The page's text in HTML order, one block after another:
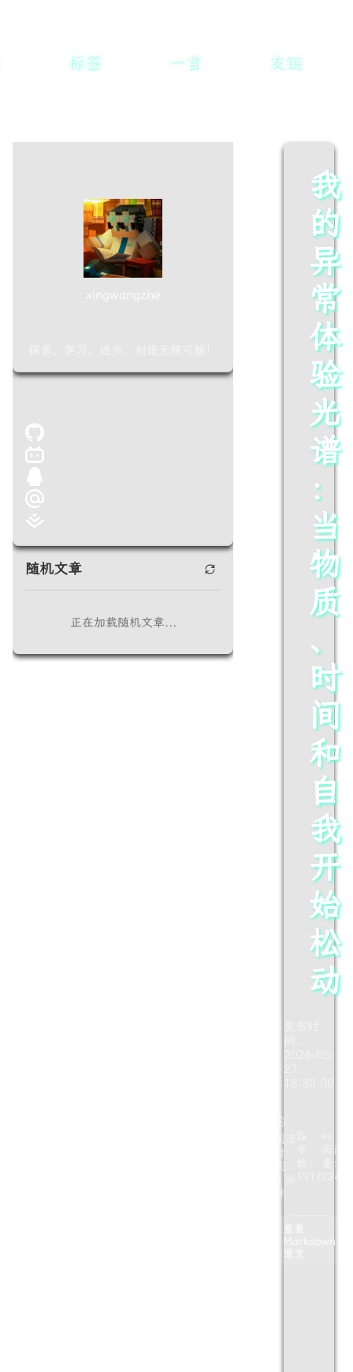
标签 一言 友链
xingwangzhe
随机文章
正在加载随机文章...
我
的
异
常
体
验
光
谱
：
当
物
质
、
时
间
和
自
我
开
始
松
动
🕒
阅读
时
钟
阅读
量：
224
查看
Markdown